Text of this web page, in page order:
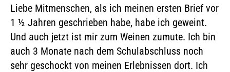
Liebe Mitmenschen, als ich meinen ersten Brief vor
1 ½ Jahren geschrieben habe, habe ich geweint.
Und auch jetzt ist mir zum Weinen zumute. Ich bin
auch 3 Monate nach dem Schulabschluss noch
sehr geschockt von meinen Erlebnissen dort. Ich